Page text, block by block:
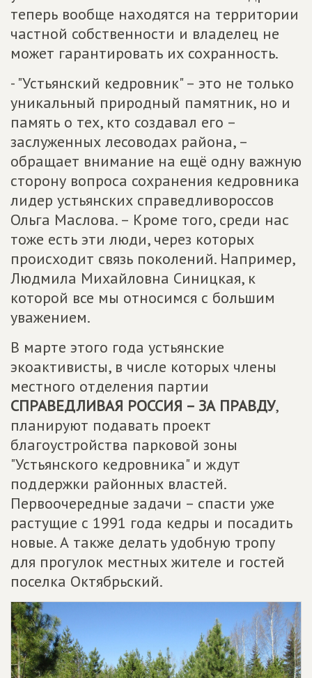
теперь вообще находятся на территории
частной собственности и владелец не
может гарантировать их сохранность.
- "Устьянский кедровник" – это не только
уникальный природный памятник, но и
память о тех, кто создавал его –
заслуженных лесоводах района, –
обращает внимание на ещё одну важную
сторону вопроса сохранения кедровника
лидер устьянских справедливороссов
Ольга Маслова. – Кроме того, среди нас
тоже есть эти люди, через которых
происходит связь поколений. Например,
Людмила Михайловна Синицкая, к
которой все мы относимся с большим
уважением.
В марте этого года устьянские
экоактивисты, в числе которых члены
местного отделения партии
СПРАВЕДЛИВАЯ РОССИЯ – ЗА ПРАВДУ,
планируют подавать проект
благоустройства парковой зоны
"Устьянского кедровника" и ждут
поддержки районных властей.
Первоочередные задачи – спасти уже
растущие с 1991 года кедры и посадить
новые. А также делать удобную тропу
для прогулок местных жителе и гостей
поселка Октябрьский.